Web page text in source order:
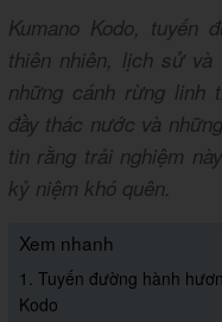
Kumano Kodo, tuyến
thiên nhiên, lịch sử và
những cánh rừng linh
đầy thác nước và
tin rằng trải nghiệm
kỷ niệm khó quên.
Xem nhanh
1. Tuyến đường hành
Kodo